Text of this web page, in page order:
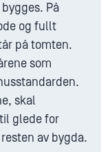
På
og fullt
på tomten.
som
skal
glede for
av bygda.